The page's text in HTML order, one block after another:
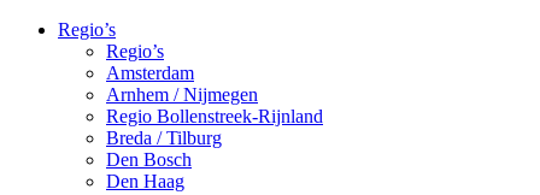
Regio’s
Regio’s
Amsterdam
Arnhem / Nijmegen
Regio Bollenstreek-Rijnland
Breda / Tilburg
Den Bosch
Den Haag